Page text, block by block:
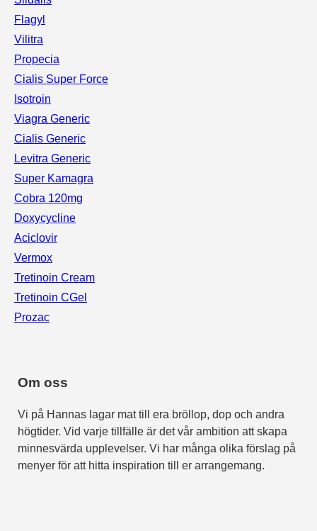
Flagyl
Vilitra
Propecia
Cialis Super Force
Isotroin
Viagra Generic
Cialis Generic
Levitra Generic
Super Kamagra
Cobra 120mg
Doxycycline
Aciclovir
Vermox
Tretinoin Cream
Tretinoin CGel
Prozac
Om oss
Vi på Hannas lagar mat till era bröllop, dop och andra
högtider. Vid varje tillfälle är det vår ambition att skapa
minnesvärda upplevelser. Vi har många olika förslag på
menyer för att hitta inspiration till er arrangemang.